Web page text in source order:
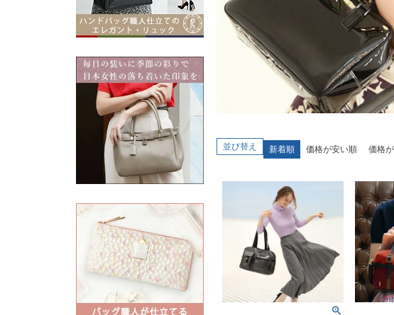
並び替え 新着順 価格が安い順 価格